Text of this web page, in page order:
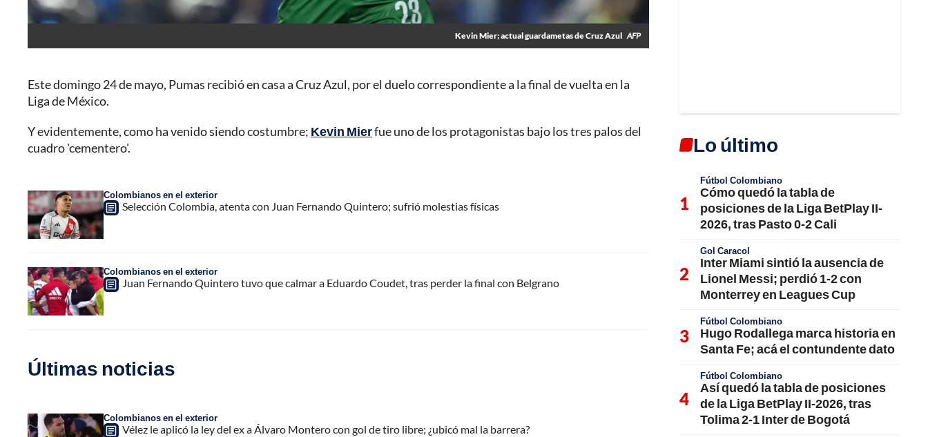
Kevin Mier; actual guardametas de Cruz Azul AFP
Este domingo 24 de mayo, Pumas recibió en casa a Cruz Azul, por el duelo correspondiente a la final de vuelta en la
Liga de México.
Y evidentemente, como ha venido siendo costumbre; Kevin Mierfue uno de los protagonistas bajo los tres palos del
cuadro 'cementero'.
Colombianos en el exterior
Selección Colombia, atenta con Juan Fernando Quintero; sufrió molestias físicas
Colombianos en el exterior
Juan Fernando Quintero tuvo que calmar a Eduardo Coudet, tras perder la final con Belgrano
Últimas noticias
Colombianos en el exterior
Vélez le aplicó la ley del ex a Álvaro Montero con gol de tiro libre; ¿ubicó mal la barrera?
Lo último
Fútbol Colombiano
Cómo quedó la tabla de
posiciones de la Liga BetPlay II-
2026, tras Pasto 0-2 Cali
Gol Caracol
Inter Miami sintió la ausencia de
Lionel Messi; perdió 1-2 con
Monterrey en Leagues Cup
Fútbol Colombiano
Hugo Rodallega marca historia en
Santa Fe; acá el contundente dato
Fútbol Colombiano
Así quedó la tabla de posiciones
de la Liga BetPlay II-2026, tras
Tolima 2-1 Inter de Bogotá